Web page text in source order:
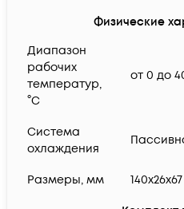
Физические
Диапазон
рабочих
температур,
°C
от 0 до
Система
охлаждения
Размеры, мм 140x26x67